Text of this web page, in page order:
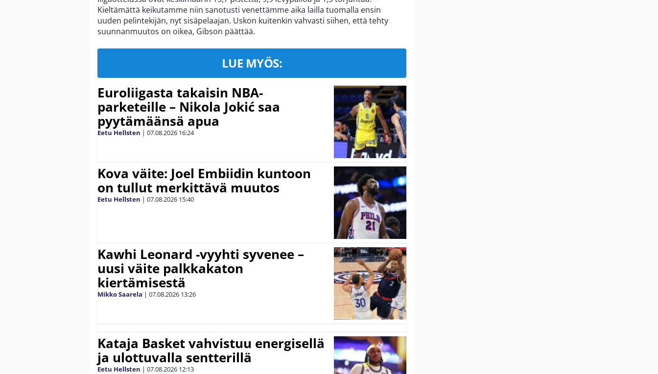
Kieltämättä keikutamme niin sanotusti venettämme aika lailla tuomalla ensin
uuden pelintekijän, nyt sisäpelaajan. Uskon kuitenkin vahvasti siihen, että tehty
suunnanmuutos on oikea, Gibson päättää.
LUE MYÖS:
Euroliigasta takaisin NBA-
parketeille – Nikola Jokić saa
pyytämäänsä apua
Eetu Hellsten | 07.08.2026 16:24
Kova väite: Joel Embiidin kuntoon
on tullut merkittävä muutos
Eetu Hellsten | 07.08.2026 15:40
Kawhi Leonard -vyyhti syvenee –
uusi väite palkkakaton
kiertämisestä
Mikko Saarela | 07.08.2026 13:26
Kataja Basket vahvistuu energisellä
ja ulottuvalla sentterillä
Eetu Hellsten | 07.08.2026 12:13